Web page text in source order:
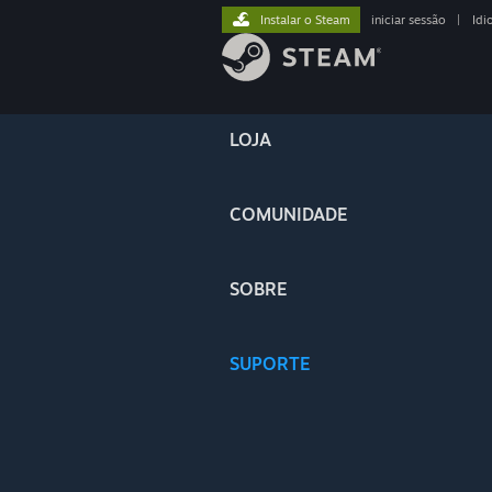
LOJA
COMUNIDADE
SOBRE
SUPORTE
Instalar o Steam iniciar sessão